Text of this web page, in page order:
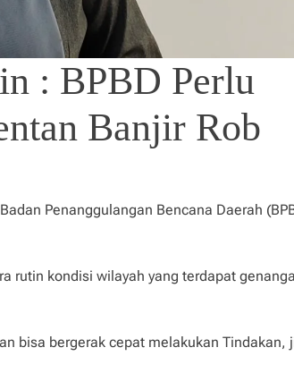
: BPBD Perlu
Banjir Rob
Penanggulangan Bencana Daerah
rutin kondisi wilayah yang terdapat
bisa bergerak cepat melakukan Tindakan,